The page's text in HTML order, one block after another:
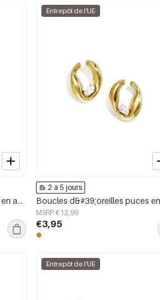
Boucles d&#39;oreilles puces en acier inoxydable, forme irrégulière, collection Simple Daily Simple, bijoux pour femmes
Entrepôt de l'UE
2 à 5 jours
MSRP €12,99
€3,95
Entrepôt de l'UE